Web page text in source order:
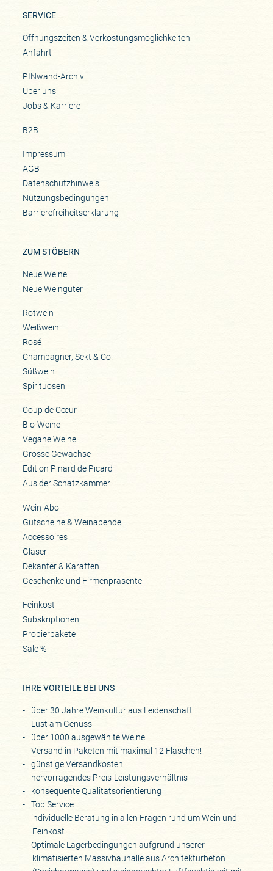
SERVICE
Öffnungszeiten & Verkostungsmöglichkeiten
Anfahrt
PINwand-Archiv
Über uns
Jobs & Karriere
B2B
Impressum
AGB
Datenschutzhinweis
Nutzungsbedingungen
Barrierefreiheitserklärung
ZUM STÖBERN
Neue Weine
Neue Weingüter
Rotwein
Weißwein
Rosé
Champagner, Sekt & Co.
Süßwein
Spirituosen
Coup de Cœur
Bio-Weine
Vegane Weine
Grosse Gewächse
Edition Pinard de Picard
Aus der Schatzkammer
Wein-Abo
Gutscheine & Weinabende
Accessoires
Gläser
Dekanter & Karaffen
Geschenke und Firmenpräsente
Feinkost
Subskriptionen
Probierpakete
Sale %
IHRE VORTEILE BEI UNS
über 30 Jahre Weinkultur aus Leidenschaft
Lust am Genuss
über 1000 ausgewählte Weine
Versand in Paketen mit maximal 12 Flaschen!
günstige Versandkosten
hervorragendes Preis-Leistungsverhältnis
konsequente Qualitätsorientierung
Top Service
individuelle Beratung in allen Fragen rund um Wein und
Feinkost
Optimale Lagerbedingungen aufgrund unserer
klimatisierten Massivbauhalle aus Architekturbeton